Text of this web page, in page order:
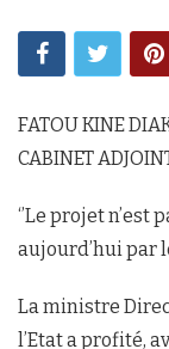
FATOU KINE
CABINET
‘’Le projet
aujourd’hui par
La ministre
l’Etat a profité,